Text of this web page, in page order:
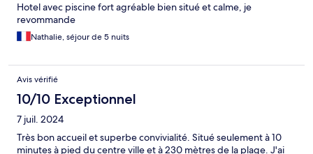
Hotel avec piscine fort agréable bien situé et calme, je
revommande
Nathalie, séjour de 5 nuits
Avis vérifié
10/10 Exceptionnel
7 juil. 2024
Très bon accueil et superbe convivialité. Situé seulement à 10
minutes à pied du centre ville et à 230 mètres de la plage. J'ai